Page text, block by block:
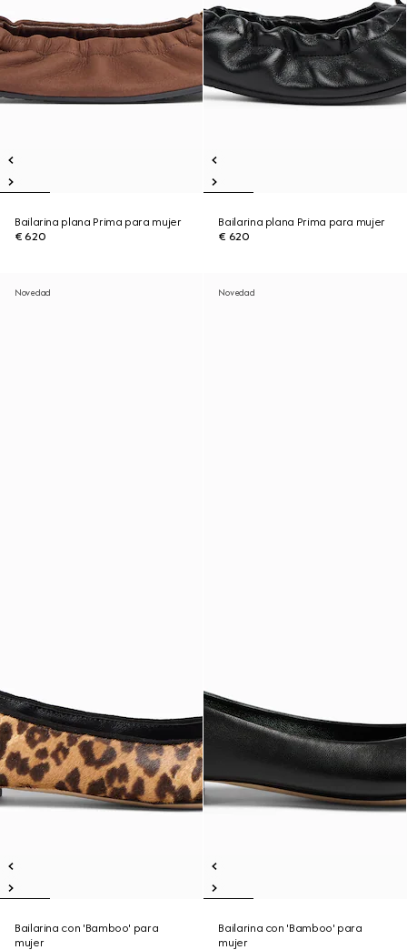
Bailarina plana Prima para mujer
€ 620
Bailarina plana Prima para mujer
€ 620
Novedad
Bailarina con 'Bamboo' para
mujer
Novedad
Bailarina con 'Bamboo' para
mujer